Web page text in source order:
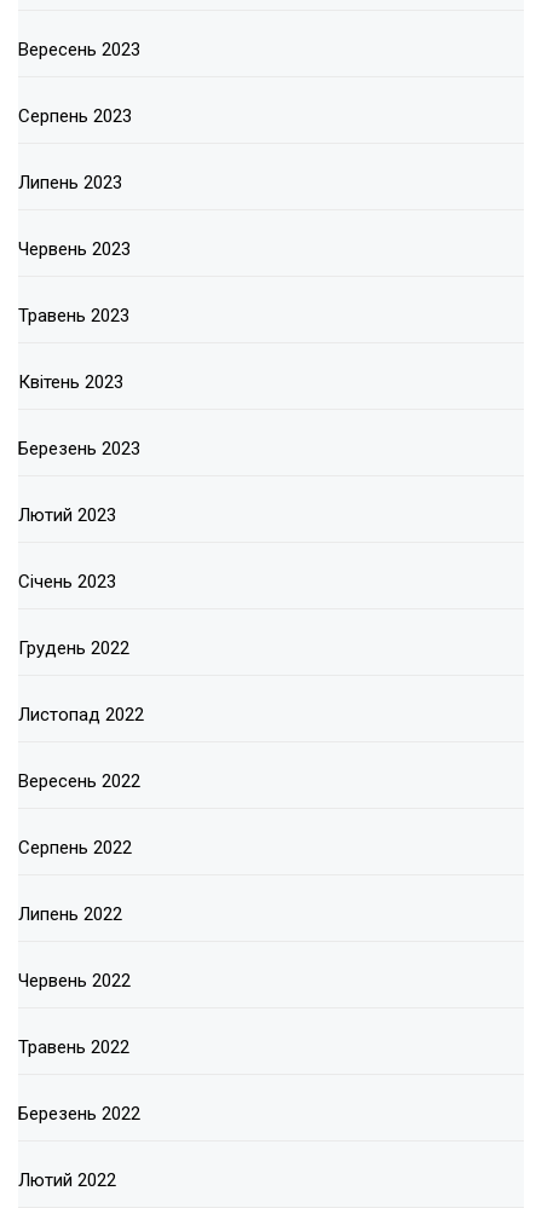
Вересень 2023
Серпень 2023
Липень 2023
Червень 2023
Травень 2023
Квітень 2023
Березень 2023
Лютий 2023
Січень 2023
Грудень 2022
Листопад 2022
Вересень 2022
Серпень 2022
Липень 2022
Червень 2022
Травень 2022
Березень 2022
Лютий 2022